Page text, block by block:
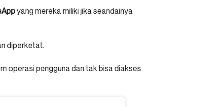
yang mereka miliki jika seandainya
diperketat.
operasi pengguna dan tak bisa diakses